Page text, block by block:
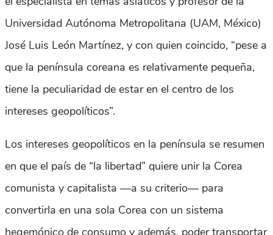
Universidad Autónoma Metropolitana (UAM, México)
José Luis León Martínez, y con quien coincido, “pese a
que la península coreana es relativamente pequeña,
tiene la peculiaridad de estar en el centro de los
intereses geopolíticos”.
Los intereses geopolíticos en la península se resumen
en que el país de “la libertad” quiere unir la Corea
comunista y capitalista —a su criterio— para
convertirla en una sola Corea con un sistema